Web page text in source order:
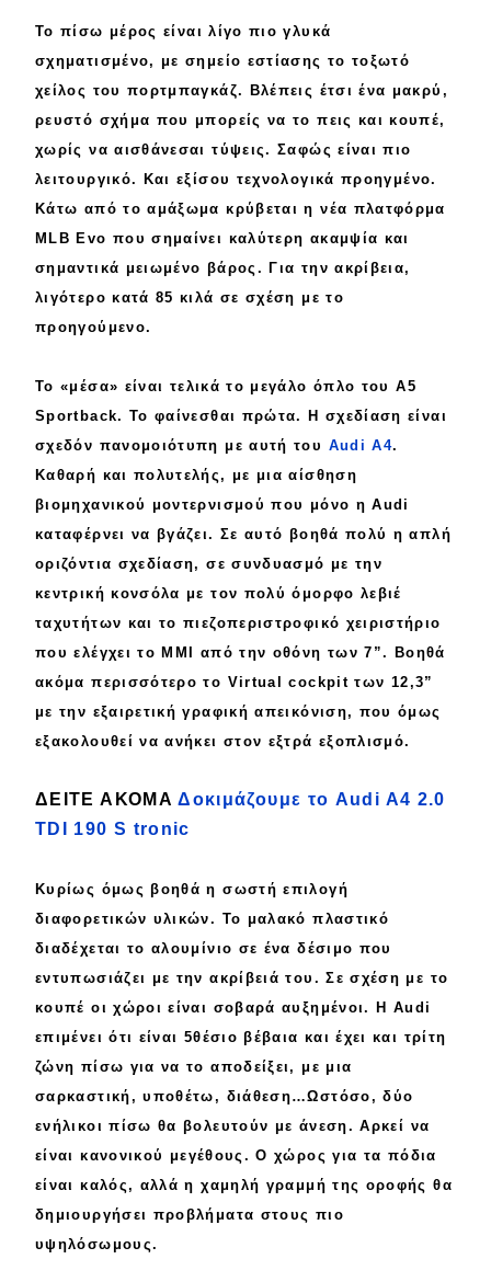
Χρηστικά
Συμβουλές
ΚΤΕΟ
Οδική βοήθεια
eDRIVE
Τοπίσω μέρος είναι λίγο πιογλυκά
σχηματισμένο, με σημείο εστίασης το τοξωτό
χείλος του πορτμπαγκάζ. Βλέπεις έτσι ένα μακρύ,
ρευστό σχήμα που μπορείς να το πεις και κουπέ,
χωρίς να αισθάνεσαιτύψεις. Σαφώς είναι πιο
λειτουργικό. Και εξίσου τεχνολογικά προηγμένο.
Κάτω από το αμάξωμα κρύβεται ηνέα πλατφόρμα
MLB Evo που σημαίνει καλύτερη ακαμψία και
σημαντικά μειωμένο βάρος . Για την ακρίβεια,
λιγότερο κατά85 κιλά σε σχέση με το
προηγούμενο.
Το «μέσα» είναι τελικά το μεγάλο όπλο του Α5
Sportback. Το φαίνεσθαι πρώτα. Η σχεδίαση είναι
σχεδόν πανομοιότυπη με αυτή του Audi A4.
Καθαρή και πολυτελής, με μια αίσθηση
βιομηχανικού μοντερνισμού που μόνο η Audi
καταφέρνει να βγάζει. Σε αυτό βοηθά πολύ η απλή
οριζόντια σχεδίαση, σε συνδυασμό με την
κεντρικήκονσόλα με τον πολύ όμορφο λεβιέ
ταχυτήτων και τοπιεζοπεριστροφικό χειριστήριο
που ελέγχει τοMMI από την οθόνη των7”. Βοηθά
ακόμα περισσότερο το Virtual cockpitτων 12,3”
με την εξαιρετικήγραφικήαπεικόνιση, που όμως
εξακολουθεί να ανήκει στον εξτρά εξοπλισμό.
ΔΕΙΤΕ ΑΚΟΜΑΔοκιμάζουμε το Audi A4 2.0
TDI 190 S tronic
Κυρίως όμως βοηθά ησωστήεπιλογή
διαφορετικών υλικών. Το μαλακόπλαστικό
διαδέχεται τοαλουμίνιο σε ένα δέσιμο που
εντυπωσιάζει με τηνακρίβειά του . Σε σχέση με το
κουπέ οι χώροι είναι σοβαράαυξημένοι. Η Audi
επιμένει ότι είναι 5θέσιο βέβαια και έχει και τρίτη
ζώνη πίσω για να το αποδείξει, με μια
σαρκαστική, υποθέτω, διάθεση…Ωστόσο,δύο
ενήλικοι πίσω θα βολευτούν με άνεση. Αρκεί να
είναικανονικού μεγέθους. Ο χώρος για τα πόδια
είναι καλός, αλλά ηχαμηλή γραμμή της οροφής θα
δημιουργήσει προβλήματα στους πιο
υψηλόσωμους.